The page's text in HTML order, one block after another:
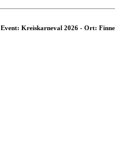
Event: Kreiskarneval 2026 - Ort: